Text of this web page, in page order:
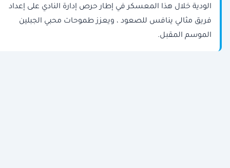
الودية خلال هذا المعسكر في إطار حرص إدارة النادي على إعداد
فريق مثالي ينافس للصعود ، ويعزز طموحات محبي الجبلين
الموسم المقبل.